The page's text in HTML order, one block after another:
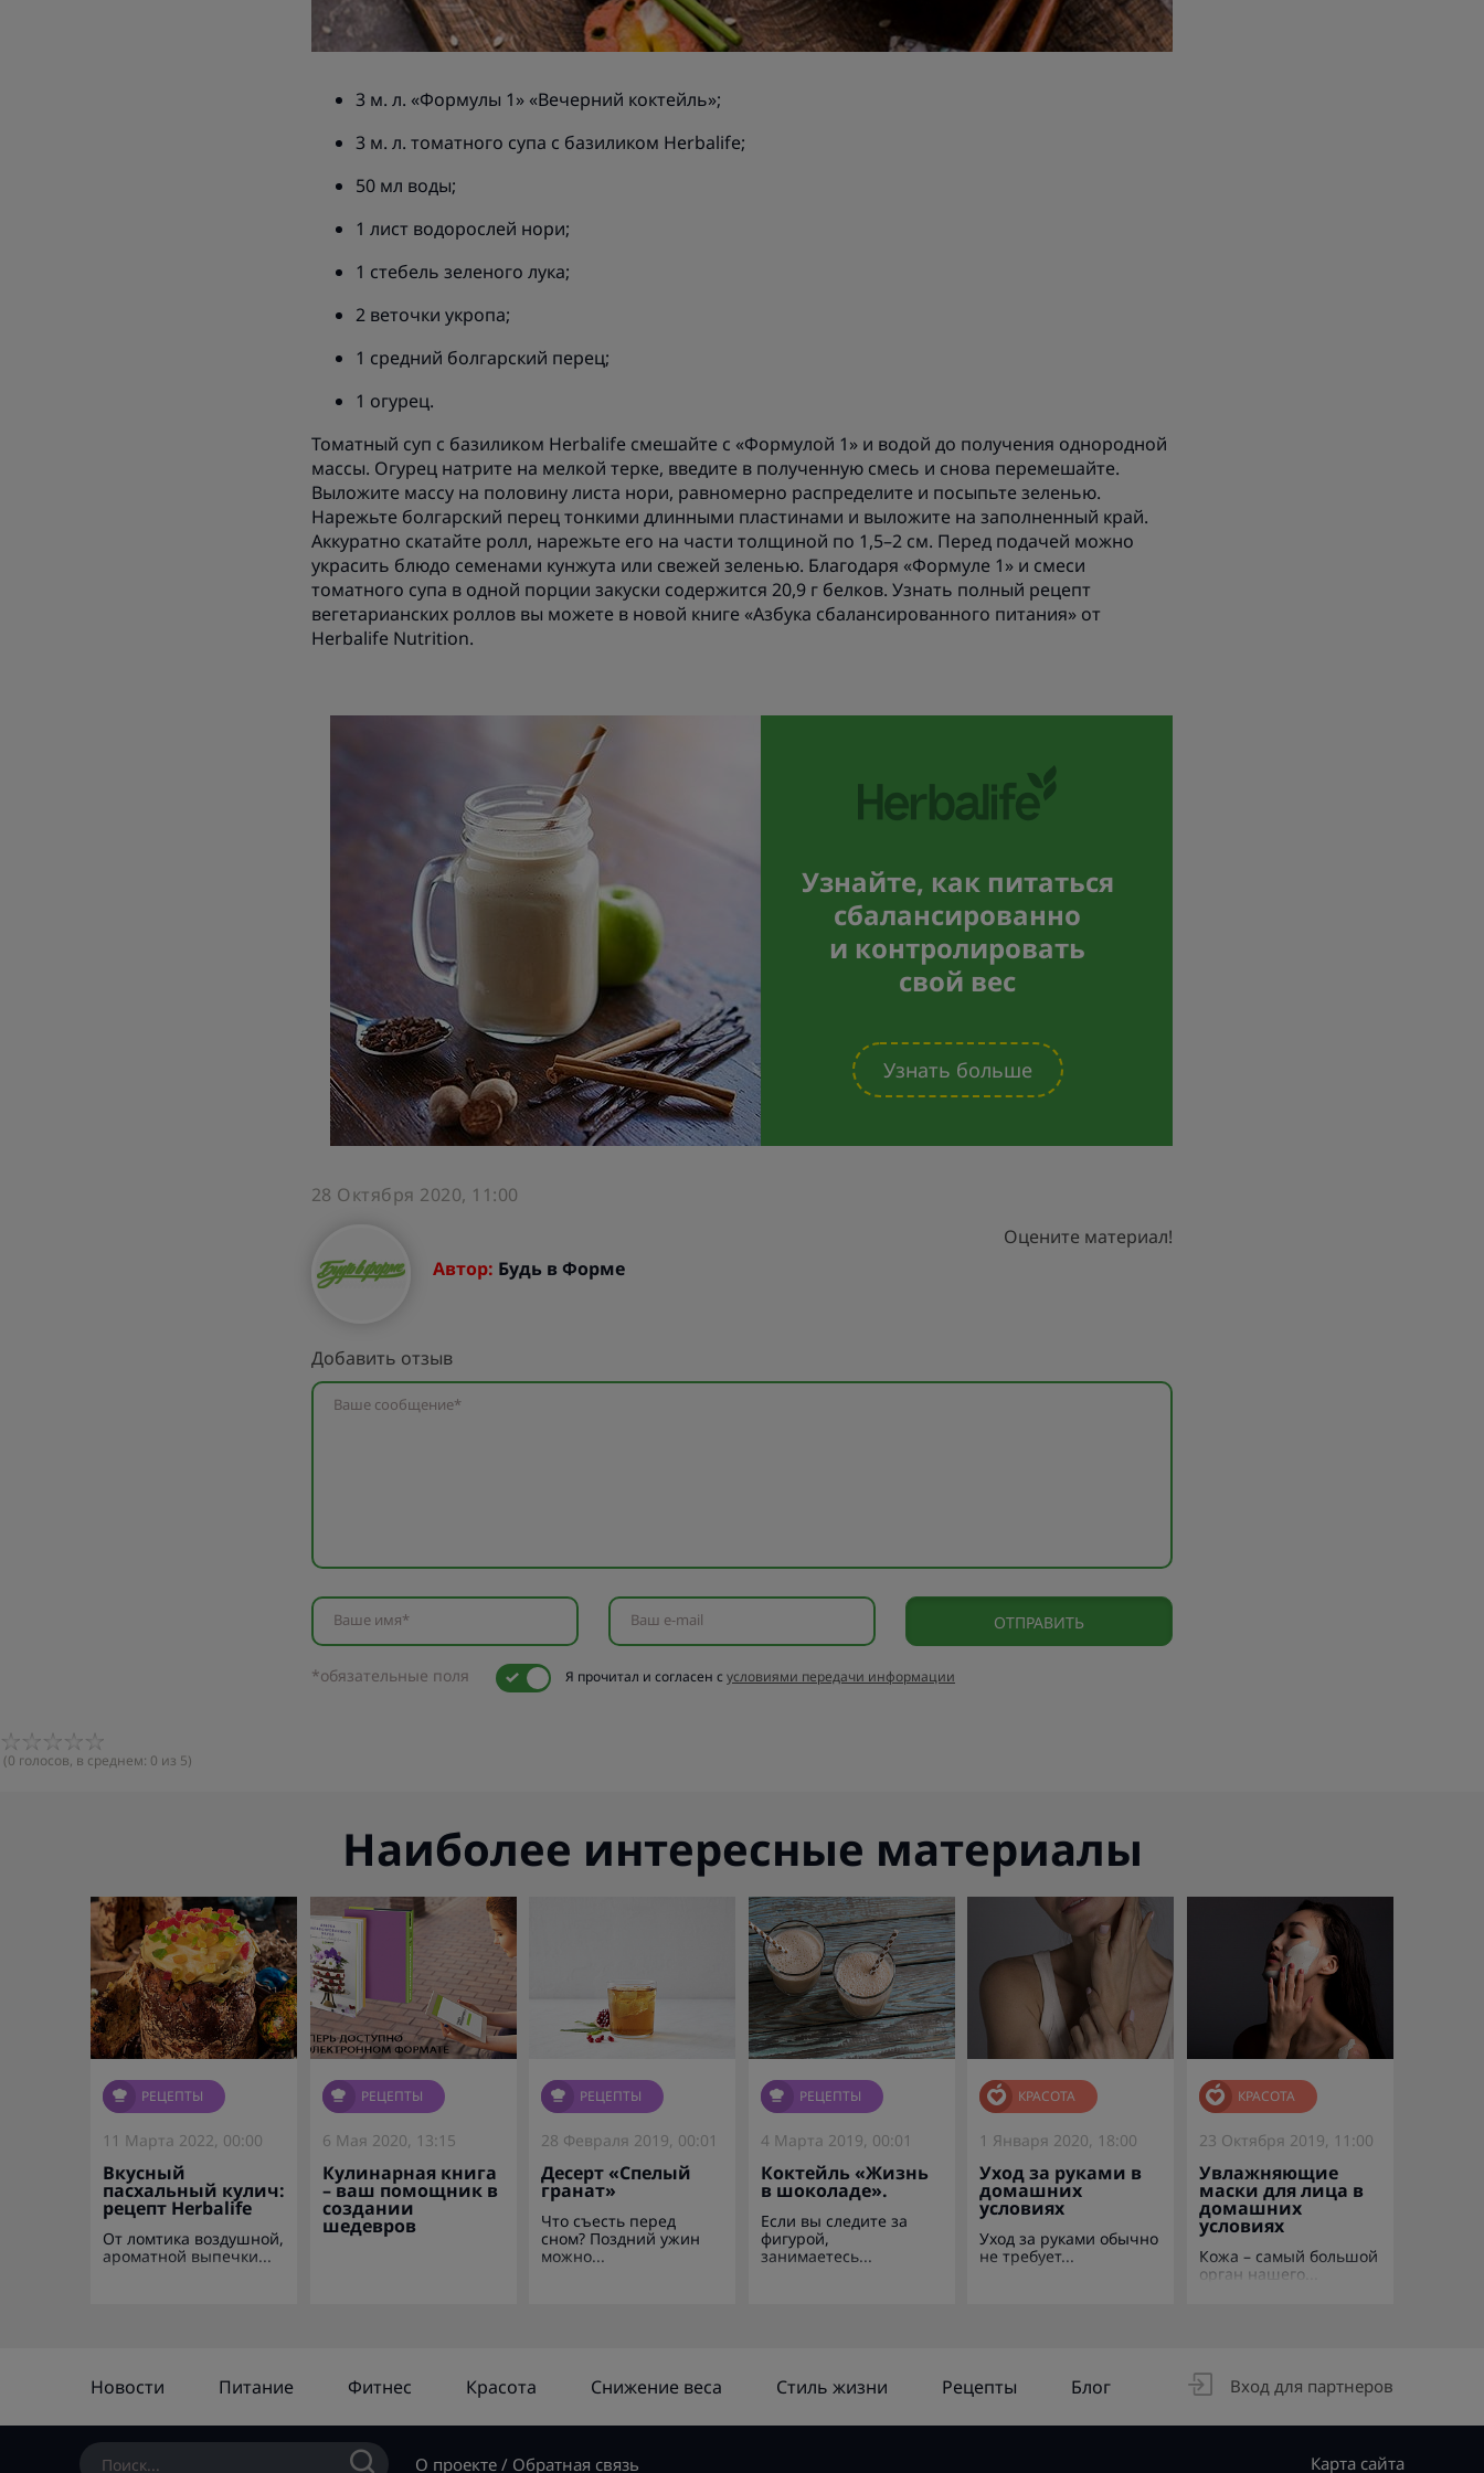
3 м. л. «Формулы 1» «Вечерний коктейль»;
3 м. л. томатного супа с базиликом Herbalife;
50 мл воды;
1 лист водорослей нори;
1 стебель зеленого лука;
2 веточки укропа;
1 средний болгарский перец;
1 огурец.
Томатный суп с базиликом Herbalife смешайте с «Формулой 1» и водой до получения однородной
массы. Огурец натрите на мелкой терке, введите в полученную смесь и снова перемешайте.
Выложите массу на половину листа нори, равномерно распределите и посыпьте зеленью.
Нарежьте болгарский перец тонкими длинными пластинами и выложите на заполненный край.
Аккуратно скатайте ролл, нарежьте его на части толщиной по 1,5–2 см. Перед подачей можно
украсить блюдо семенами кунжута или свежей зеленью. Благодаря «Формуле 1» и смеси
томатного супа в одной порции закуски содержится 20,9 г белков. Узнать полный рецепт
вегетарианских роллов вы можете в новой книге «Азбука сбалансированного питания» от
Herbalife Nutrition.
Узнайте, как питаться
сбалансированно
и контролировать
свой вес
Узнать больше
28 Октября 2020, 11:00
Автор: Будь в Форме
Оцените материал!
Добавить отзыв
Ваше сообщение*
Ваше имя* Ваш e-mail
*обязательные поля Я прочитал и согласен сусловиями передачи информации
(0 голосов, в среднем: 0 из 5)
Наиболее интересные материалы
РЕЦЕПТЫ
11 Марта 2022, 00:00
Вкусный
пасхальный кулич:
рецепт Herbalife
От ломтика воздушной,
ароматной выпечки...
РЕЦЕПТЫ
6 Мая 2020, 13:15
Кулинарная книга
– ваш помощник в
создании
шедевров
РЕЦЕПТЫ
28 Февраля 2019, 00:01
Десерт «Спелый
гранат»
Что съесть перед
сном? Поздний ужин
можно...
РЕЦЕПТЫ
4 Марта 2019, 00:01
Коктейль «Жизнь
в шоколаде».
Если вы следите за
фигурой,
занимаетесь...
КРАСОТА
1 Января 2020, 18:00
Уход за руками в
домашних
условиях
Уход за руками обычно
не требует...
КРАСОТА
23 Октября 2019, 11:00
Увлажняющие
маски для лица в
домашних
условиях
Кожа – самый большой
орган нашего...
Новости Питание Фитнес Красота Снижение веса Стиль жизни Рецепты Блог Вход для партнеров
О проекте / Обратная связь Карта сайта